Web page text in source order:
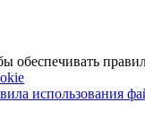
использования